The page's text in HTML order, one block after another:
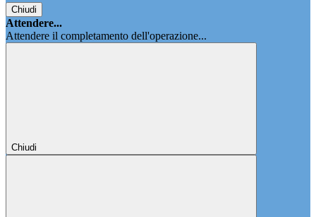
Chiudi
Attendere...
Attendere il completamento dell'operazione...
Chiudi